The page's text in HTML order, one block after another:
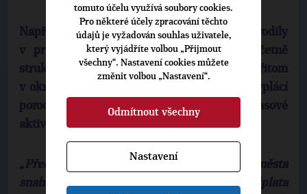
Napříč okresy Olomouckého kraje se narodily
v průměru dvě děti na tisíc obyvatel. Včetně
strukturálně nejvíc postiženého Jesenicka. Přitom
v okresním městě Jeseníku se už řadu let vyplácí
porodné nebo nově přispívá na volnočasové
aktivity dětí.
„Před lety měli naši předchůdci ve vedení města
snahu udělat něco s klesající porodností a výplata
tomuto účelu využívá soubory cookies.
Pro některé účely zpracování těchto
údajů je vyžadován souhlas uživatele,
který vyjádříte volbou „Přijmout
všechny“. Nastavení cookies můžete
změnit volbou „Nastavení“.
Odmítnout všechny
Nastavení